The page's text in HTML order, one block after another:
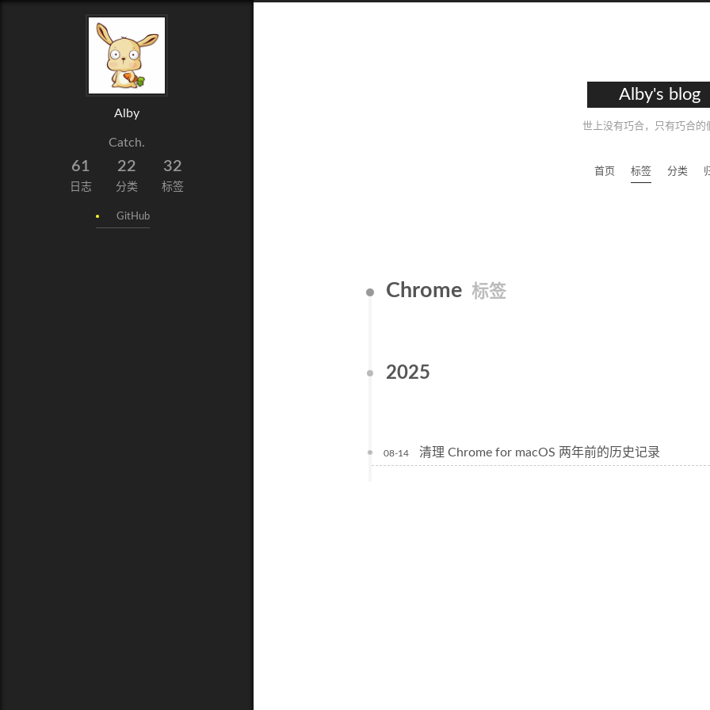
Alby's blog
世上没有巧合，只有巧合的
首页 标签 分类
Alby
Catch.
61
日志
22
分类
32
标签
GitHub
Chrome 标签
2025
08-14 清理 Chrome for macOS 两年前的历史记录